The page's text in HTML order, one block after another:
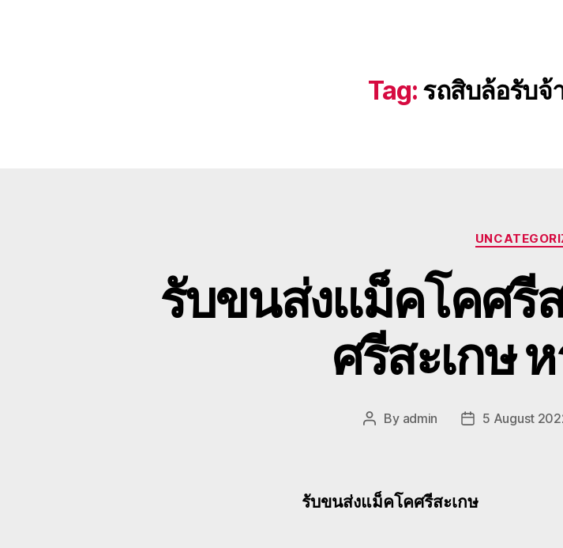
Tag: รถสิบล้อรับจ้
รับขนส่งแม็คโคศรี
ศรีสะเกษ
Post
By admin
Post5 August
รับขนส่งแม็คโคศรีสะเกษ